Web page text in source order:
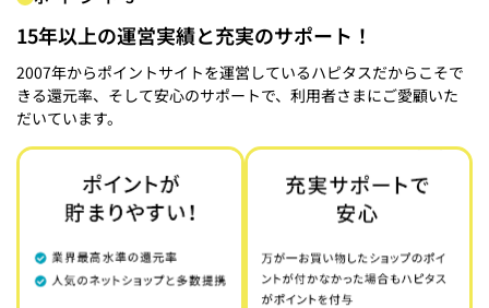
15年以上の運営実績と充実のサポート！
2007年からポイントサイトを運営しているハピタスだからこそで
きる還元率、そして安心のサポートで、利用者さまにご愛顧いた
だいています。